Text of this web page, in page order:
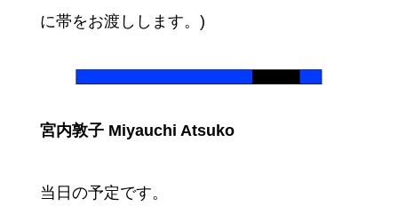
に帯をお渡しします。)
宮内敦子 Miyauchi Atsuko
当日の予定です。